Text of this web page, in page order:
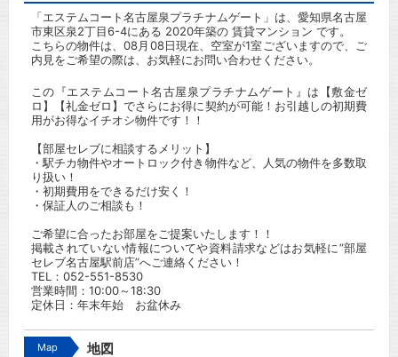
「エステムコート名古屋泉プラチナムゲート」は、愛知県名古屋
市東区泉2丁目6-4にある 2020年築の 賃貸マンション です。
こちらの物件は、08月08日現在、空室が1室ございますので、ご
内見をご希望の際は、お気軽にお問い合わせください。
この『エステムコート名古屋泉プラチナムゲート』は【敷金ゼ
ロ】【礼金ゼロ】でさらにお得に契約が可能！お引越しの初期費
用がお得なイチオシ物件です！！
【部屋セレブに相談するメリット】
・駅チカ物件やオートロック付き物件など、人気の物件を多数取
り扱い！
・初期費用をできるだけ安く！
・保証人のご相談も！
ご希望に合ったお部屋をご提案いたします！！
掲載されていない情報についてや資料請求などはお気軽に”部屋
セレブ名古屋駅前店”へご連絡ください！
TEL：052-551-8530
営業時間：10:00～18:30
定休日：年末年始 お盆休み
Map 地図